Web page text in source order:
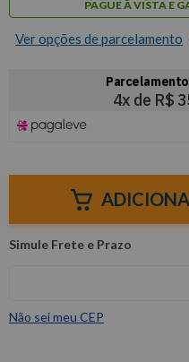
PAGUE À VISTA E
Ver opções de parcelamento
Não sei meu CEP